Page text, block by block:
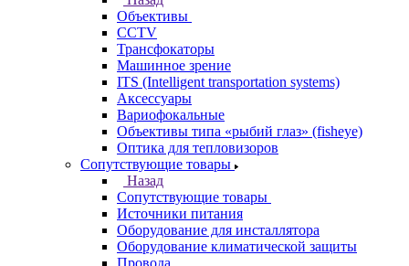
Объективы
CCTV
Трансфокаторы
Машинное зрение
ITS (Intelligent transportation systems)
Аксессуары
Вариофокальные
Объективы типа «рыбий глаз» (fisheye)
Оптика для тепловизоров
Сопутствующие товары
Назад
Сопутствующие товары
Источники питания
Оборудование для инсталлятора
Оборудование климатической защиты
Провода